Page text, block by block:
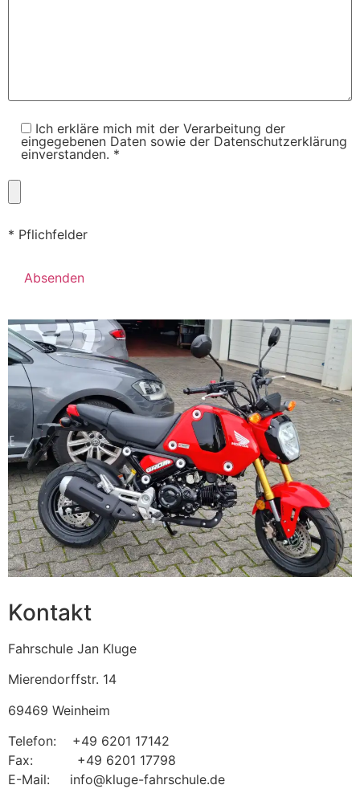
Ich erkläre mich mit der Verarbeitung der
eingegebenen Daten sowie der Datenschutzerklärung
einverstanden. *
* Pflichfelder
Kontakt
Fahrschule Jan Kluge
Mierendorffstr. 14
69469 Weinheim
Telefon: +49 6201 17142
Fax: +49 6201 17798
E-Mail: info@kluge-fahrschule.de